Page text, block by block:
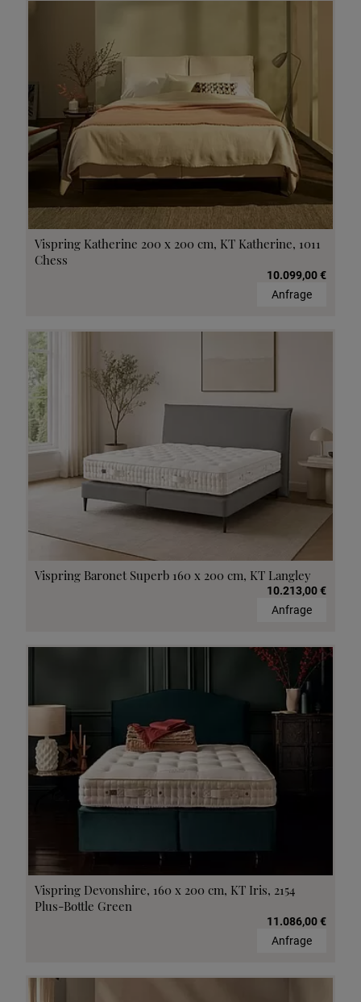
Vispring Katherine 200 x 200 cm, KT Katherine, 1011
Chess
10.099,00 €
Anfrage
Vispring Baronet Superb 160 x 200 cm, KT Langley
10.213,00 €
Anfrage
Vispring Devonshire, 160 x 200 cm, KT Iris, 2154
Plus-Bottle Green
11.086,00 €
Anfrage